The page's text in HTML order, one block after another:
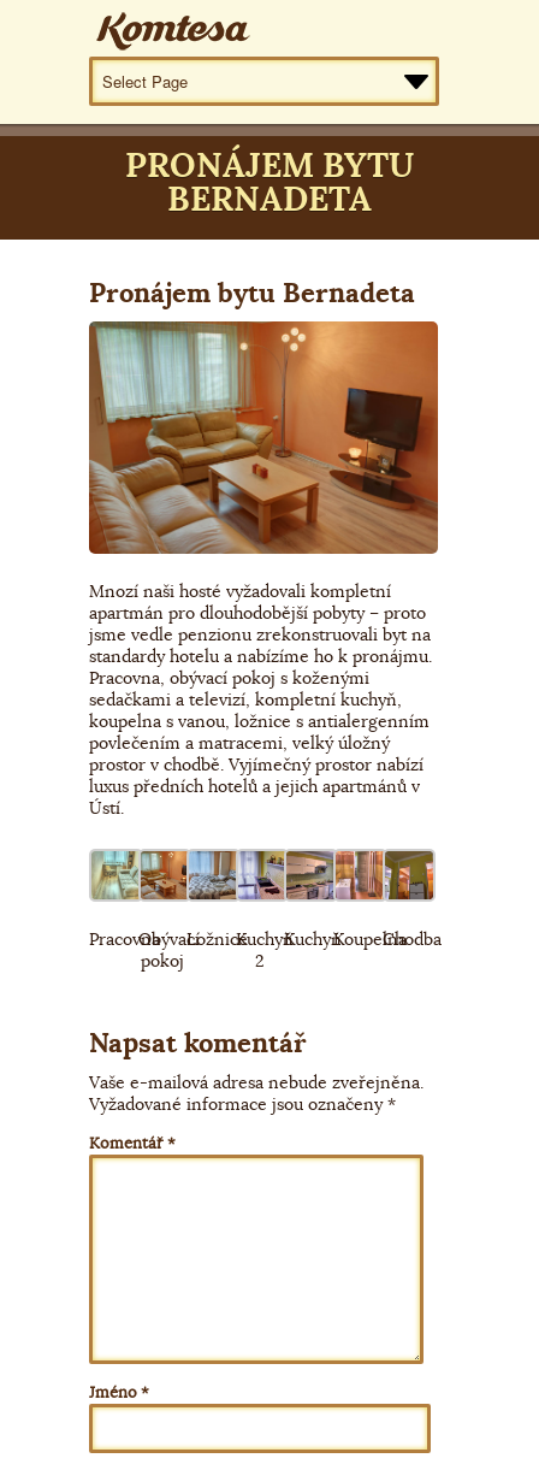
PRONÁJEM BYTU
BERNADETA
Pronájem bytu Bernadeta
Mnozí naši hosté vyžadovali kompletní
apartmán pro dlouhodobější pobyty – proto
jsme vedle penzionu zrekonstruovali byt na
standardy hotelu a nabízíme ho k pronájmu.
Pracovna, obývací pokoj s koženými
sedačkami a televizí, kompletní kuchyň,
koupelna s vanou, ložnice s antialergenním
povlečením a matracemi, velký úložný
prostor v chodbě. Vyjímečný prostor nabízí
luxus předních hotelů a jejich apartmánů v
Ústí.
PracovnaObývací
pokoj
LožniceKuchyň
2
KuchyňKoupelnaChodba
Napsat komentář
Vaše e-mailová adresa nebude zveřejněna.
Vyžadované informace jsou označeny*
Komentář*
Jméno*